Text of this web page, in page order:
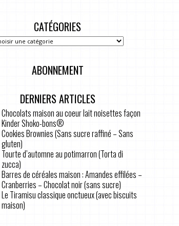
CATÉGORIES
ABONNEMENT
DERNIERS ARTICLES
Chocolats maison au coeur lait noisettes façon
Kinder Shoko-bons®
Cookies Brownies (Sans sucre raffiné – Sans
gluten)
Tourte d’automne au potimarron (Torta di
zucca)
Barres de céréales maison : Amandes effilées –
Cranberries – Chocolat noir (sans sucre)
Le Tiramisu classique onctueux (avec biscuits
maison)